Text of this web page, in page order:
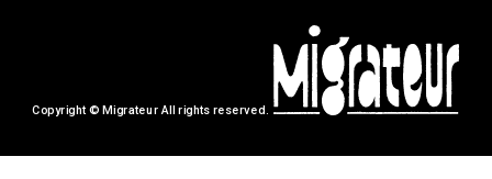
Copyright © Migrateur All rights reserved.